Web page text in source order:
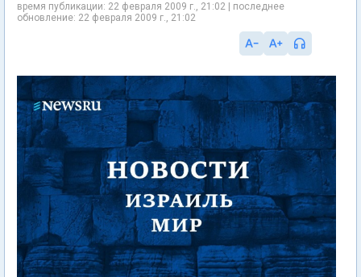
время публикации: 22 февраля 2009 г., 21:02 | последнее
обновление: 22 февраля 2009 г., 21:02